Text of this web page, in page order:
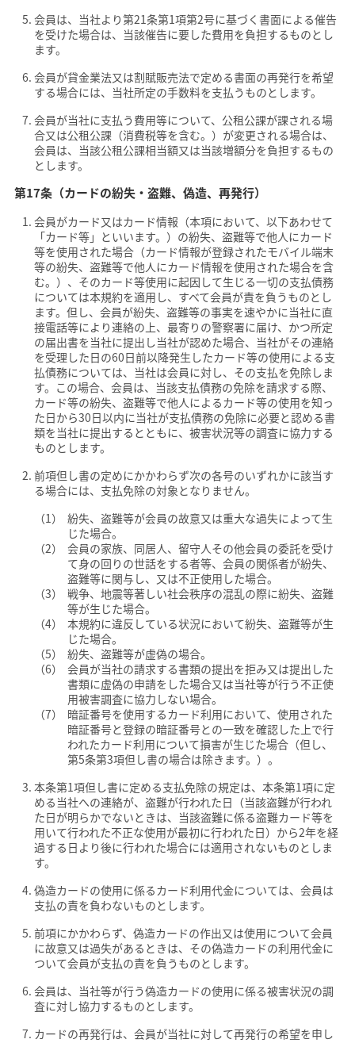
会員は、当社より第21条第1項第2号に基づく書面による催告
を受けた場合は、当該催告に要した費用を負担するものとし
ます。
会員が貸金業法又は割賦販売法で定める書面の再発行を希望
する場合には、当社所定の手数料を支払うものとします。
会員が当社に支払う費用等について、公租公課が課される場
合又は公租公課（消費税等を含む。）が変更される場合は、
会員は、当該公租公課相当額又は当該増額分を負担するもの
とします。
第17条（カードの紛失・盗難、偽造、再発行）
会員がカード又はカード情報（本項において、以下あわせて
「カード等」といいます。）の紛失、盗難等で他人にカード
等を使用された場合（カード情報が登録されたモバイル端末
等の紛失、盗難等で他人にカード情報を使用された場合を含
む。）、そのカード等使用に起因して生じる一切の支払債務
については本規約を適用し、すべて会員が責を負うものとし
ます。但し、会員が紛失、盗難等の事実を速やかに当社に直
接電話等により連絡の上、最寄りの警察署に届け、かつ所定
の届出書を当社に提出し当社が認めた場合、当社がその連絡
を受理した日の60日前以降発生したカード等の使用による支
払債務については、当社は会員に対し、その支払を免除しま
す。この場合、会員は、当該支払債務の免除を請求する際、
カード等の紛失、盗難等で他人によるカード等の使用を知っ
た日から30日以内に当社が支払債務の免除に必要と認める書
類を当社に提出するとともに、被害状況等の調査に協力する
ものとします。
前項但し書の定めにかかわらず次の各号のいずれかに該当す
る場合には、支払免除の対象となりません。
紛失、盗難等が会員の故意又は重大な過失によって生
じた場合。
会員の家族、同居人、留守人その他会員の委託を受け
て身の回りの世話をする者等、会員の関係者が紛失、
盗難等に関与し、又は不正使用した場合。
戦争、地震等著しい社会秩序の混乱の際に紛失、盗難
等が生じた場合。
本規約に違反している状況において紛失、盗難等が生
じた場合。
紛失、盗難等が虚偽の場合。
会員が当社の請求する書類の提出を拒み又は提出した
書類に虚偽の申請をした場合又は当社等が行う不正使
用被害調査に協力しない場合。
暗証番号を使用するカード利用において、使用された
暗証番号と登録の暗証番号との一致を確認した上で行
われたカード利用について損害が生じた場合（但し、
第5条第3項但し書の場合は除きます。）。
本条第1項但し書に定める支払免除の規定は、本条第1項に定
める当社への連絡が、盗難が行われた日（当該盗難が行われ
た日が明らかでないときは、当該盗難に係る盗難カード等を
用いて行われた不正な使用が最初に行われた日）から2年を経
過する日より後に行われた場合には適用されないものとしま
す。
偽造カードの使用に係るカード利用代金については、会員は
支払の責を負わないものとします。
前項にかかわらず、偽造カードの作出又は使用について会員
に故意又は過失があるときは、その偽造カードの利用代金に
ついて会員が支払の責を負うものとします。
会員は、当社等が行う偽造カードの使用に係る被害状況の調
査に対し協力するものとします。
カードの再発行は、会員が当社に対して再発行の希望を申し